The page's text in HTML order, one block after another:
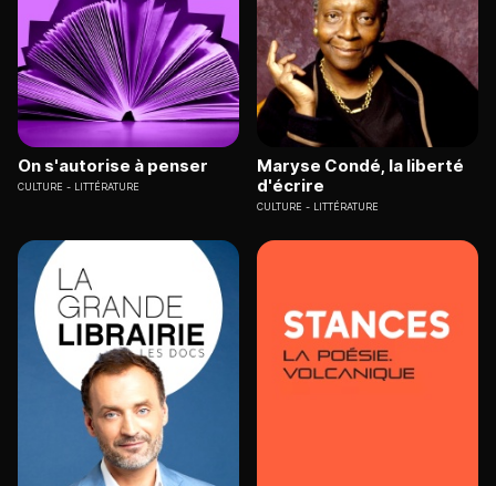
On s'autorise à penser
CULTURE LITTÉRATURE
Maryse Condé, la liberté
d'écrire
CULTURE LITTÉRATURE